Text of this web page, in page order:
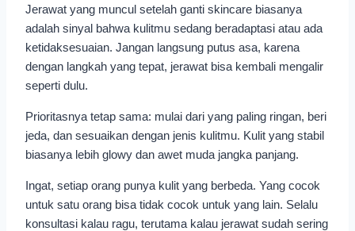
Jerawat yang muncul setelah ganti skincare biasanya
adalah sinyal bahwa kulitmu sedang beradaptasi atau ada
ketidaksesuaian. Jangan langsung putus asa, karena
dengan langkah yang tepat, jerawat bisa kembali mengalir
seperti dulu.
Prioritasnya tetap sama: mulai dari yang paling ringan, beri
jeda, dan sesuaikan dengan jenis kulitmu. Kulit yang stabil
biasanya lebih glowy dan awet muda jangka panjang.
Ingat, setiap orang punya kulit yang berbeda. Yang cocok
untuk satu orang bisa tidak cocok untuk yang lain. Selalu
konsultasi kalau ragu, terutama kalau jerawat sudah sering